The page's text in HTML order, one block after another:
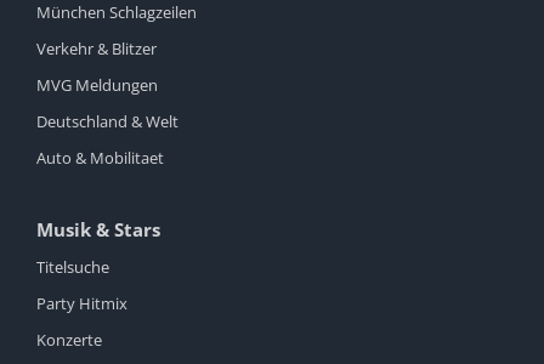
München Schlagzeilen
Verkehr & Blitzer
MVG Meldungen
Deutschland & Welt
Auto & Mobilitaet
Musik & Stars
Titelsuche
Party Hitmix
Konzerte